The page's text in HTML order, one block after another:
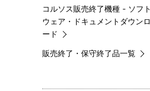
コルソス販売終了機種 - ソフト
ウェア・ドキュメントダウンロ
ード
販売終了・保守終了品一覧